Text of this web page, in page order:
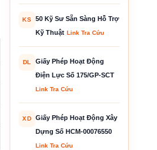
KS
50 Kỹ Sư Sẵn Sàng Hỗ Trợ
Kỹ Thuật Link Tra Cứu
DL
Giấy Phép Hoạt Động
Điện Lực Số 175/GP-SCT
Link Tra Cứu
XD
Giấy Phép Hoạt Động Xây
Dựng Số HCM-00076550
Link Tra Cứu